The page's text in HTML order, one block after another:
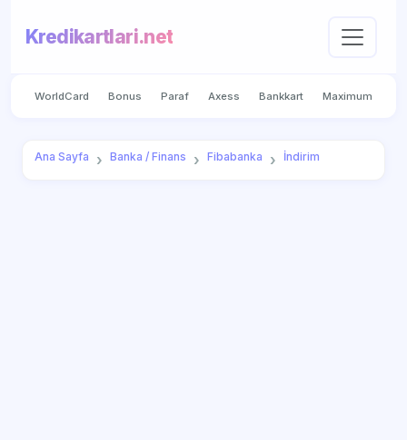
Kredikartlari.net
WorldCard Bonus Paraf Axess Bankkart Maximum
Ana Sayfa Banka / Finans Fibabanka İndirim